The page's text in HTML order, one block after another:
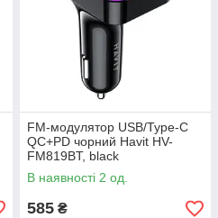
FM-модулятор USB/Type-C
QC+PD чорний Havit HV-
FM819BT, black
В наявності 2 од.
585 ₴